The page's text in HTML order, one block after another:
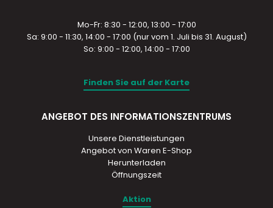
Mo-Fr: 8:30 - 12:00, 13:00 - 17:00
Sa: 9:00 - 11:30, 14:00 - 17:00 (nur vom 1. Juli bis 31. August)
So: 9:00 - 12:00, 14:00 - 17:00
Finden Sie auf der Karte
ANGEBOT DES INFORMATIONSZENTRUMS
Unsere Dienstleistungen
Angebot von Waren E-Shop
Herunterladen
Öffnungszeit
Aktion